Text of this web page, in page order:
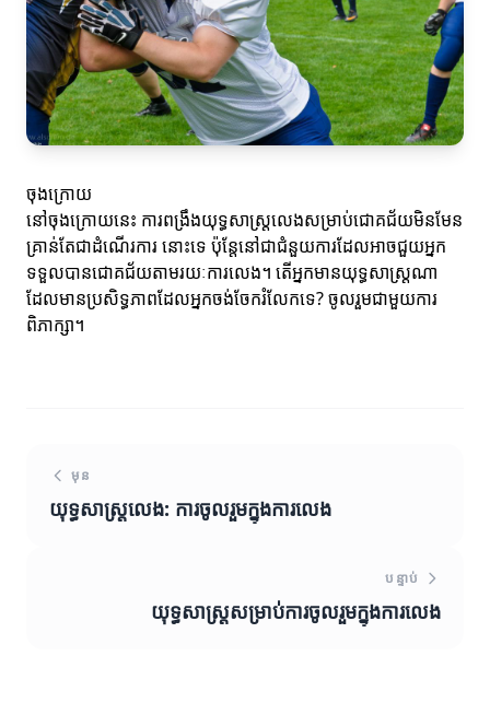
ចុងក្រោយ
នៅចុងក្រោយនេះ ការពង្រឹងយុទ្ធសាស្ត្រលេងសម្រាប់ជោគជ័យមិនមែន
គ្រាន់តែជាដំណើរការ នោះទេ ប៉ុន្តែនៅជាជំនួយការដែលអាចជួយអ្នក
ទទួលបានជោគជ័យតាមរយៈការលេង។ តើអ្នកមានយុទ្ធសាស្ត្រណា
ដែលមានប្រសិទ្ធភាពដែលអ្នកចង់ចែករំលែកទេ? ចូលរួមជាមួយការ
ពិភាក្សា។
មុន
យុទ្ធសាស្ត្រលេង: ការចូលរួមក្នុងការលេង
បន្ទាប់
យុទ្ធសាស្ត្រសម្រាប់ការចូលរួមក្នុងការលេង